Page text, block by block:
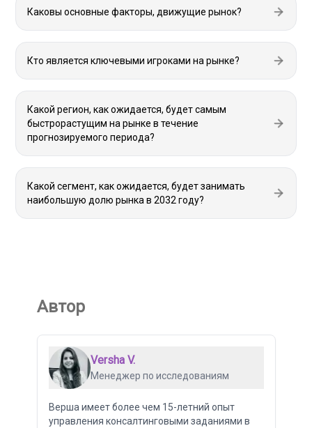
Каковы основные факторы, движущие рынок?
Кто является ключевыми игроками на рынке?
Какой регион, как ожидается, будет самым
быстрорастущим на рынке в течение
прогнозируемого периода?
Какой сегмент, как ожидается, будет занимать
наибольшую долю рынка в 2032 году?
Автор
Versha V.
Менеджер по исследованиям
Верша имеет более чем 15-летний опыт
управления консалтинговыми заданиями в